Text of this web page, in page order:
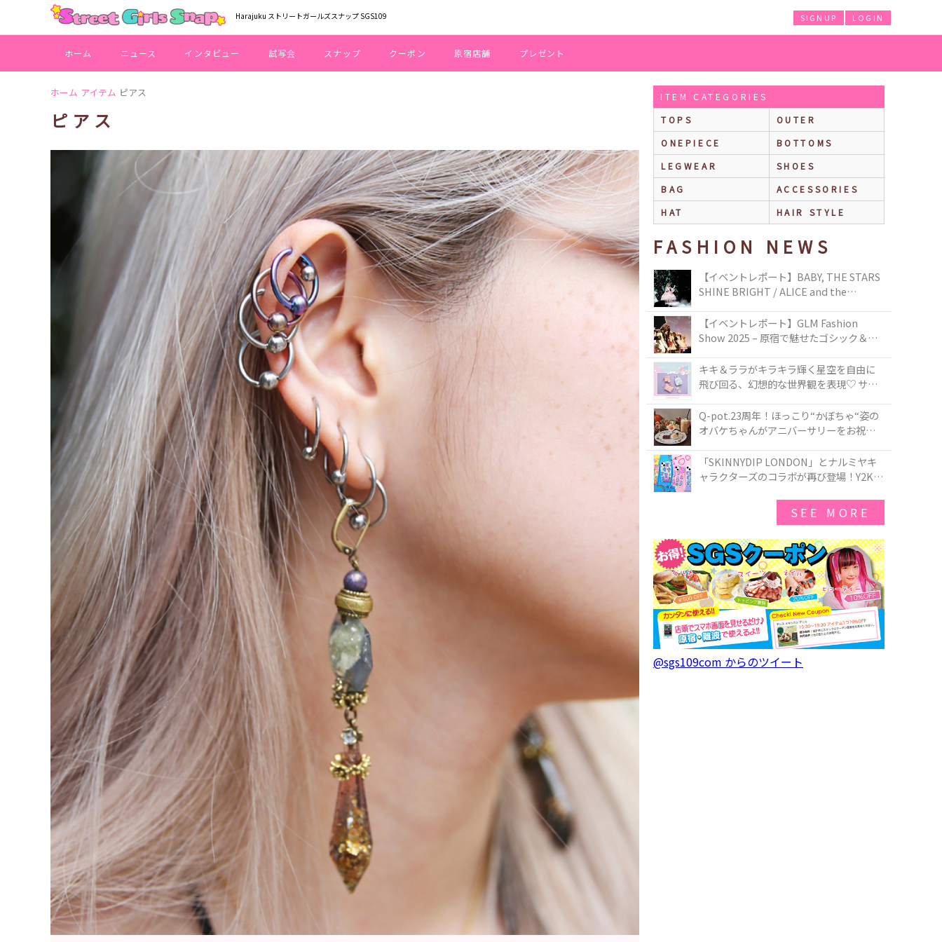
Harajuku ストリートガールズスナップ SGS109 LOGIN
SIGNUP
ホーム ニュース インタビュー 試写会 スナップ クーポン 原宿店舗 プレゼント
ホーム アイテム ピアス
ピアス
ITEM CATEGORIES
TOPS
OUTER
ONEPIECE
BOTTOMS
LEGWEAR
SHOES
BAG
ACCESSORIES
HAT
HAIR STYLE
FASHION NEWS
【イベントレポート】BABY, THE STARS
SHINE BRIGHT / ALICE and the
TOKYO
【イベントレポート】GLM Fashion
Show 2025 – 原宿で魅せたゴシック＆ロ
キキ＆ララがキラキラ輝く星空を自由に
飛び回る、幻想的な世界観を表現♡ サマ
50周年アニバーサリーイヤー』を記念し
たコレクションが登場
Q-pot.23周年！ほっこり“かぼちゃ“姿の
オバケちゃんがアニバーサリーをお祝い
ー」が新発売！Q-pot CAFE.では「かぼち
ゃのオバケーキプレート」も登場
「SKINNYDIP LONDON」とナルミヤキ
ャラクターズのコラボが再び登場！Y2Kム
SEE MORE
@sgs109com からのツイート